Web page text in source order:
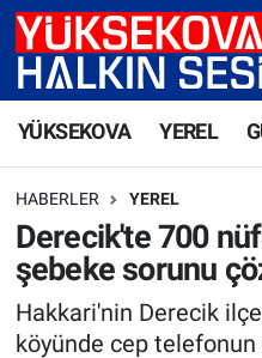
YÜKSEKOVA YEREL
HABERLER YEREL
Derecik'te 700
şebeke sorunu
Hakkari'nin Derecik
köyünde cep
Yüksekova Nöbetçi
Süper Lig Puan
Tüm Manşetler